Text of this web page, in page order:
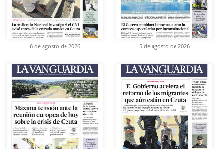
6 de agosto de 2026 5 de agosto de 2026